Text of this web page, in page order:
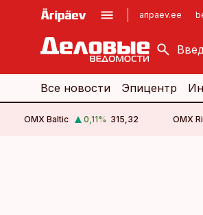
aripaev.ee
kinnisvarauudised.ee
logistikauudised.ee
Все новости Эпицентр
OMX Baltic 0,11% 315,32 OMX